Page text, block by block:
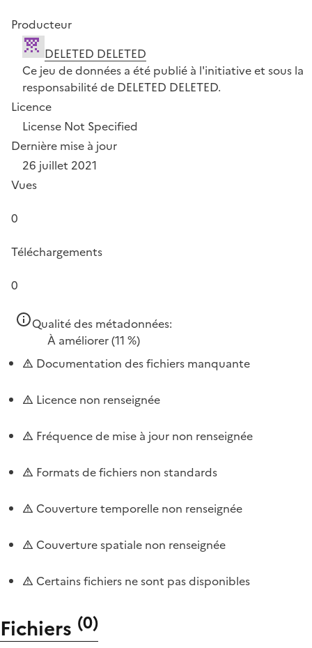
Producteur
DELETED DELETED
Ce jeu de données a été publié à l'initiative et sous la
responsabilité de DELETED DELETED.
Licence
License Not Specified
Dernière mise à jour
26 juillet 2021
Vues
0
Téléchargements
0
Qualité des métadonnées:
À améliorer(11 %)
Documentation des fichiers manquante
Licence non renseignée
Fréquence de mise à jour non renseignée
Formats de fichiers non standards
Couverture temporelle non renseignée
Couverture spatiale non renseignée
Certains fichiers ne sont pas disponibles
Fichiers (0)